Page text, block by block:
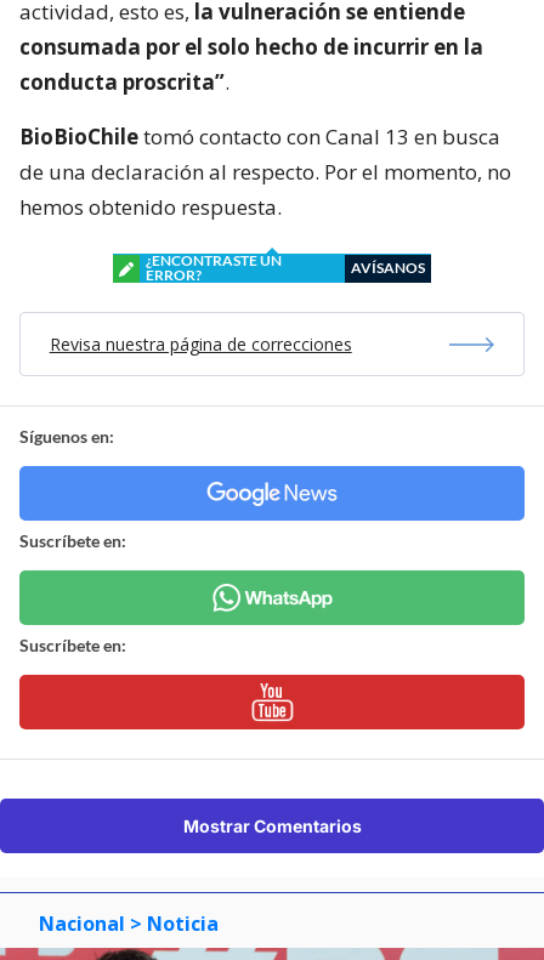
actividad, esto es, la vulneración se entiende
consumada por el solo hecho de incurrir en la
conducta proscrita”.
BioBioChiletomó contacto con Canal 13 en busca
de una declaración al respecto. Por el momento, no
hemos obtenido respuesta.
¿ENCONTRASTE UN
ERROR?
AVÍSANOS
Revisa nuestra página de correcciones
Síguenos en:
Suscríbete en:
Suscríbete en:
Mostrar Comentarios
Nacional > Noticia